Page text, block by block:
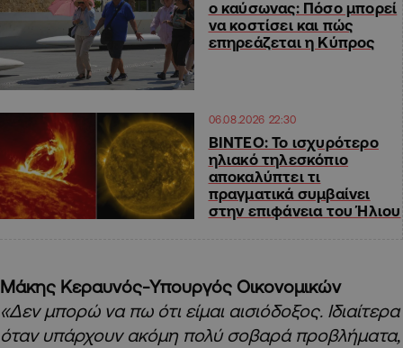
ο καύσωνας: Πόσο μπορεί
να κοστίσει και πώς
επηρεάζεται η Κύπρος
06.08.2026 22:30
ΒΙΝΤΕΟ: Το ισχυρότερο
ηλιακό τηλεσκόπιο
αποκαλύπτει τι
πραγματικά συμβαίνει
στην επιφάνεια του Ήλιου
Μάκης Κεραυνός-Υπουργός Οικονομικών
«Δεν μπορώ να πω ότι είμαι αισιόδοξος. Ιδιαίτερα
όταν υπάρχουν ακόμη πολύ σοβαρά προβλήματα,